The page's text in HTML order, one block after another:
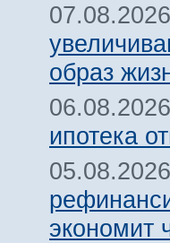
образ
ипотека
экономит